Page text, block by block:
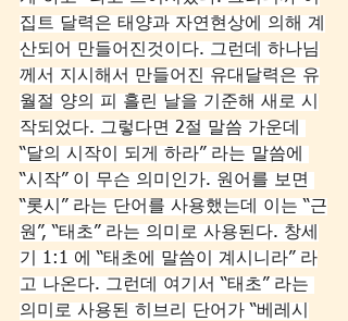
집트 달력은 태양과 자연현상에 의해 계
산되어 만들어진것이다. 그런데 하나님
께서 지시해서 만들어진 유대달력은 유
월절 양의 피 흘린 날을 기준해 새로 시
작되었다. 그렇다면 2절 말씀 가운데
“달의 시작이 되게 하라” 라는 말씀에
“시작” 이 무슨 의미인가. 원어를 보면
“롯시” 라는 단어를 사용했는데 이는 “근
원”, “태초” 라는 의미로 사용된다. 창세
기 1:1 에 “태초에 말씀이 계시니라” 라
고 나온다. 그런데 여기서 “태초” 라는
의미로 사용된 히브리 단어가 “베레시